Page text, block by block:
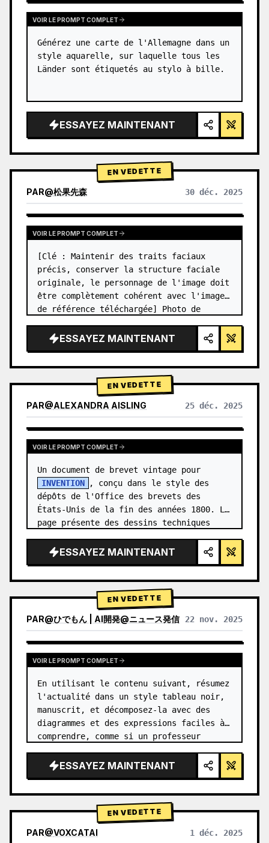
VOIR LE PROMPT COMPLET
Générez une carte de l'Allemagne dans un
style aquarelle, sur laquelle tous les
Länder sont étiquetés au stylo à bille.
ESSAYEZ MAINTENANT
EN VEDETTE
PAR@松果先森 30 déc. 2025
VOIR LE PROMPT COMPLET
[Clé : Maintenir des traits faciaux
précis, conserver la structure faciale
originale, le personnage de l'image doit
être complètement cohérent avec l'image
de référence téléchargée] Photo de
Panneau supérieur gauche (fond bl…
ESSAYEZ MAINTENANT
EN VEDETTE
PAR@ALEXANDRA AISLING 25 déc. 2025
VOIR LES RÉSULTATS D'AUTRES MODÈLES
VOIR LE PROMPT COMPLET
INVENTION
, conçu dans le style des
dépôts de l'Office des brevets des
États-Unis de la fin des années 1800. La
page présente des dessins techniques
ESSAYEZ MAINTENANT
EN VEDETTE
PAR@ひでもん | AI開発@ニュース発信 22 nov. 2025
VOIR LES RÉSULTATS D'AUTRES MODÈLES
VOIR LE PROMPT COMPLET
En utilisant le contenu suivant, résumez
l'actualité dans un style tableau noir,
manuscrit, et décomposez-la avec des
diagrammes et des expressions faciles à
comprendre, comme si un professeur
ESSAYEZ MAINTENANT
EN VEDETTE
PAR@VOXCATAI 1 déc. 2025